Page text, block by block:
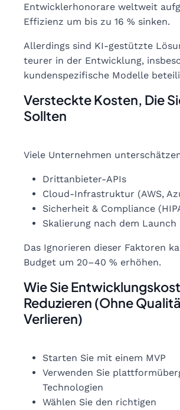
Entwicklerhonorare weltweit
Effizienz um bis zu 16 % sinken.
Allerdings sind KI-gestützte
teurer in der Entwicklung,
kundenspezifische Modelle
Versteckte Kosten, Die
Sollten
Viele Unternehmen
Drittanbieter-APIs
Cloud-Infrastruktur (AWS,
Sicherheit & Compliance
Skalierung nach dem Launch
Das Ignorieren dieser Faktoren
Budget um 20–40 % erhöhen.
Wie Sie
Reduzieren (Ohne
Verlieren)
Starten Sie mit einem MVP
Verwenden Sie
Technologien
Wählen Sie den richtigen